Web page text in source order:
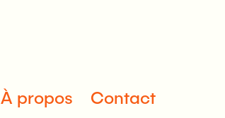
À propos Contact